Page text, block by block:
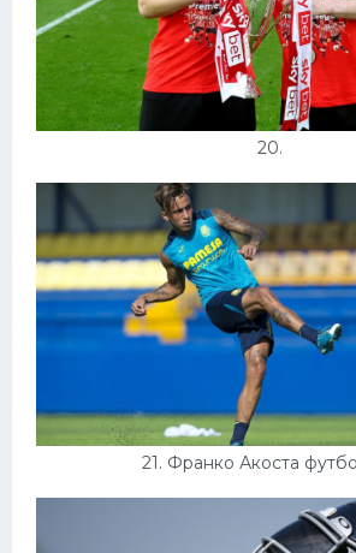
20.
21. Франко Акоста